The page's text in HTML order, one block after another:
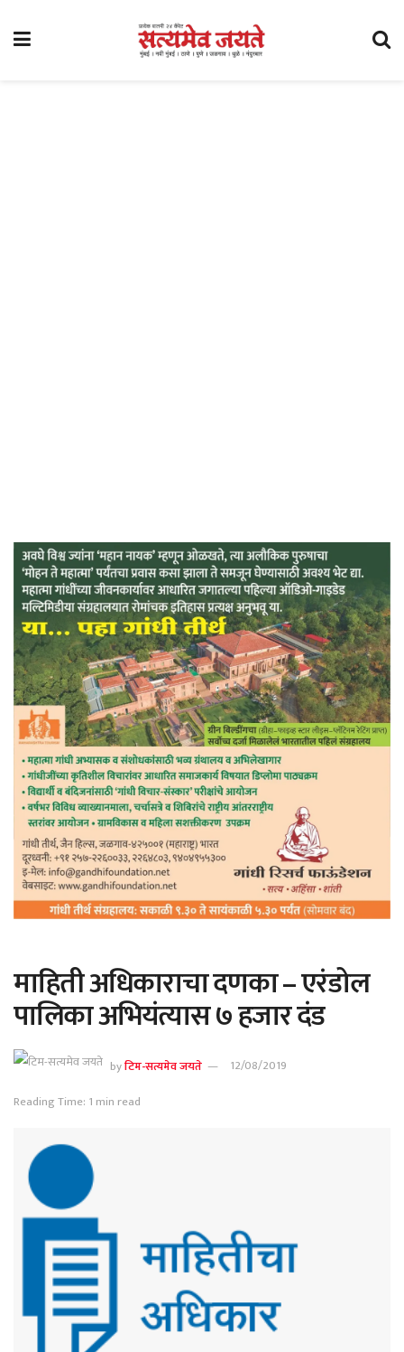
माहिती अधिकाराचा दणका – एरंडोल
पालिका अभियंत्यास ७ हजार दंड
byटिम-सत्यमेव जयते
12/08/2019
Reading Time: 1 min read